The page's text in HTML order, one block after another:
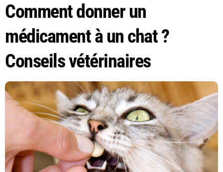
Comment donner un
médicament à un chat ?
Conseils vétérinaires